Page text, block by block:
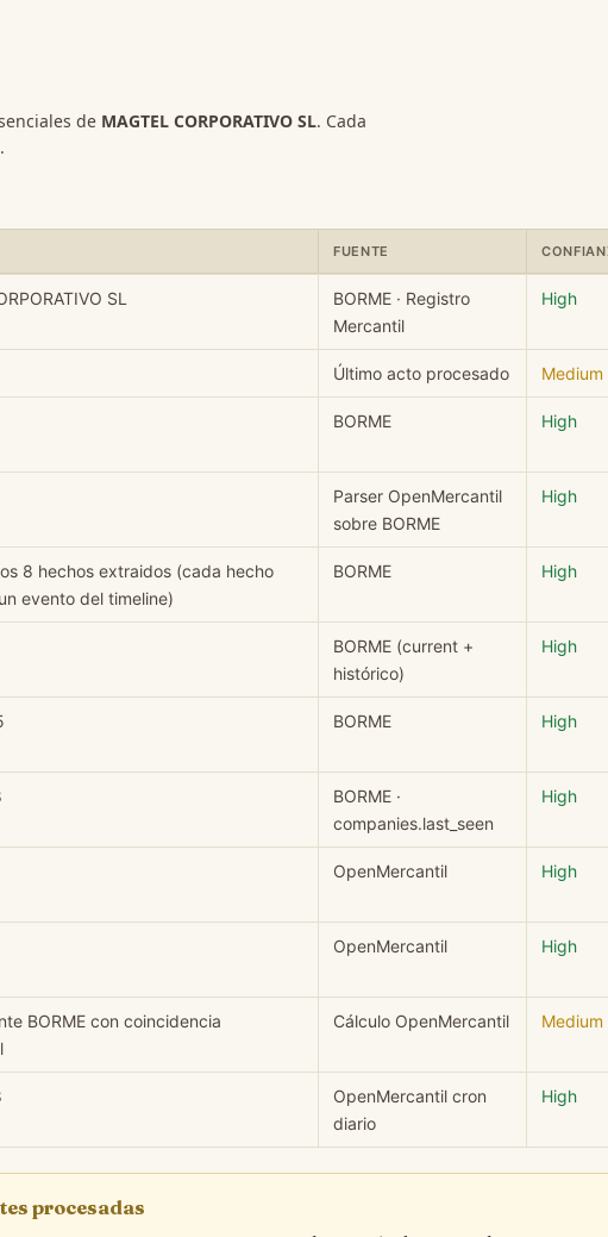
de MAGTEL CORPORATIVO SL. Cada
FUENTE
SL
BORME · Registro
Mercantil
High
Último acto procesado Medium
BORME High
Parser OpenMercantil
sobre BORME
High
8 hechos extraidos (cada hecho
evento del timeline)
BORME High
BORME (current +
histórico)
High
BORME High
BORME ·
companies.last_seen
High
OpenMercantil High
OpenMercantil High
BORME con coincidencia
Cálculo OpenMercantil Medium
OpenMercantil cron
diario
High
procesadas